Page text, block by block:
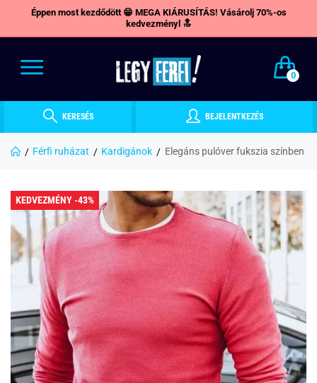
Éppen most kezdődött 😁 MEGA KIÁRUSÍTÁS! Vásárolj 70%-os
kedvezményl 🔝
0
KERESÉS BEJELENTKEZÉS
Férfi ruházat Kardigánok Elegáns pulóver fukszia színben
KEDVEZMÉNY -43%